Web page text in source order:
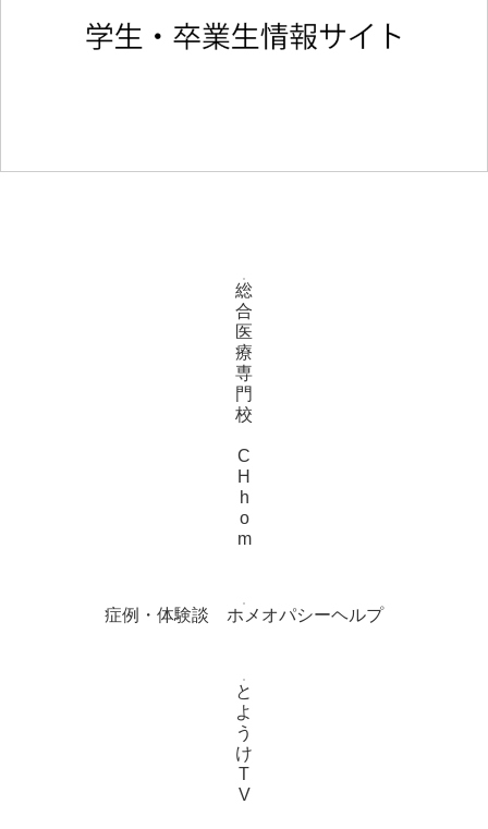
総
合
医
療
専
門
校
C
H
h
o
m
症例・体験談 ホメオパシーヘルプ
と
よ
う
け
T
V